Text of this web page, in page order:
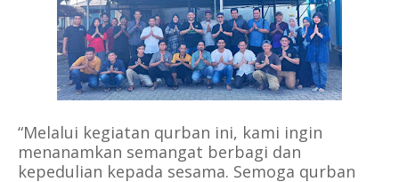
“Melalui kegiatan qurban ini, kami ingin
menanamkan semangat berbagi dan
kepedulian kepada sesama. Semoga qurban